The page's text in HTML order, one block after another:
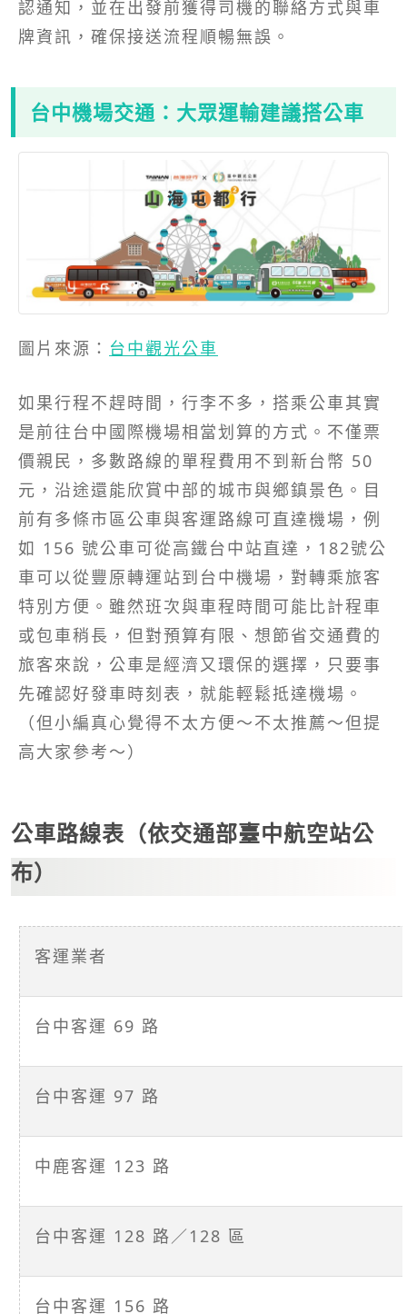
認通知，並在出發前獲得司機的聯絡方式與車
牌資訊，確保接送流程順暢無誤。
台中機場交通：大眾運輸建議搭公車
圖片來源： 台中觀光公車
如果行程不趕時間，行李不多，搭乘公車其實
是前往台中國際機場相當划算的方式。不僅票
價親民，多數路線的單程費用不到新台幣 50
元，沿途還能欣賞中部的城市與鄉鎮景色。目
前有多條市區公車與客運路線可直達機場，例
如 156 號公車可從高鐵台中站直達，182號公
車可以從豐原轉運站到台中機場，對轉乘旅客
特別方便。雖然班次與車程時間可能比計程車
或包車稍長，但對預算有限、想節省交通費的
旅客來說，公車是經濟又環保的選擇，只要事
先確認好發車時刻表，就能輕鬆抵達機場。
（但小編真心覺得不太方便～不太推薦～但提
高大家參考～）
公車路線表（依交通部臺中航空站公
布）
客運業者
台中客運 69 路
台中客運 97 路
中鹿客運 123 路
台中客運 128 路／128 區
台中客運 156 路